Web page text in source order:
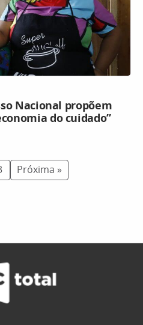
Nacional propõem
do cuidado”
Próxima »